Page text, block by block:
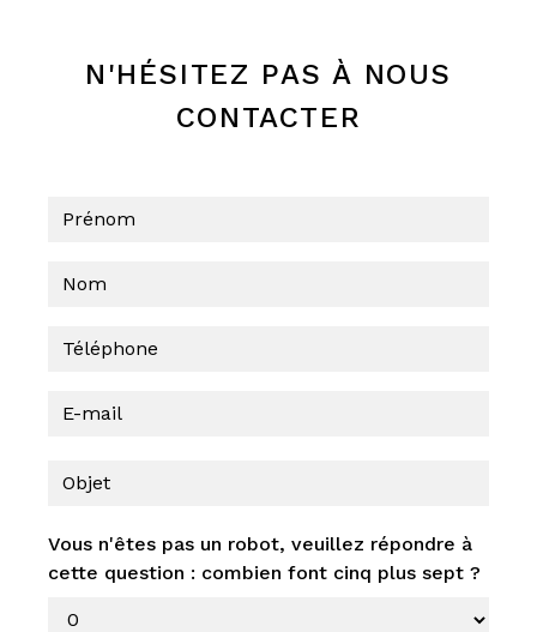
N'HÉSITEZ PAS À NOUS
CONTACTER
Vous n'êtes pas un robot, veuillez répondre à
cette question : combien font cinq plus sept ?